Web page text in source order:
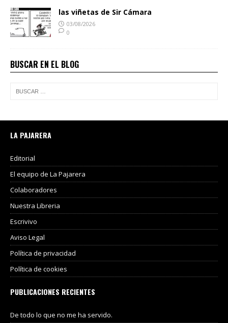
las viñetas de Sir Cámara
03/08/2026
0
BUSCAR EN EL BLOG
LA PAJARERA
Editorial
El equipo de La Pajarera
Colaboradores
Nuestra Libreria
Escrivivo
Aviso Legal
Política de privacidad
Política de cookies
PUBLICACIONES RECIENTES
De todo lo que no me ha servido.